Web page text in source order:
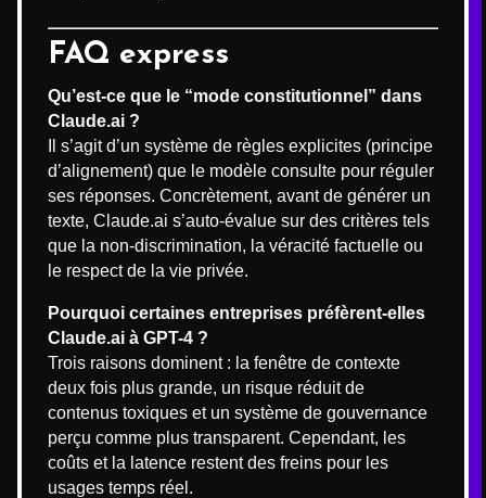
FAQ express
Qu’est-ce que le “mode constitutionnel” dans
Claude.ai ?
Il s’agit d’un système de règles explicites (principe
d’alignement) que le modèle consulte pour réguler
ses réponses. Concrètement, avant de générer un
texte, Claude.ai s’auto-évalue sur des critères tels
que la non-discrimination, la véracité factuelle ou
le respect de la vie privée.
Pourquoi certaines entreprises préfèrent-elles
Claude.ai à GPT-4 ?
Trois raisons dominent : la fenêtre de contexte
deux fois plus grande, un risque réduit de
contenus toxiques et un système de gouvernance
perçu comme plus transparent. Cependant, les
coûts et la latence restent des freins pour les
usages temps réel.